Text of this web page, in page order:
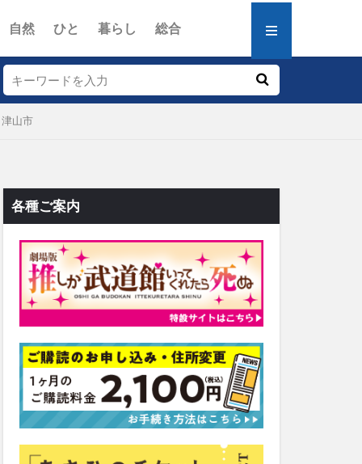
自然 ひと 暮らし 総合
山市
各種ご案内